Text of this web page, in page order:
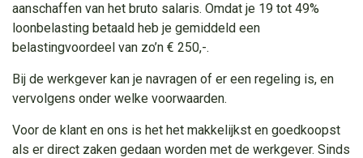
aanschaffen van het bruto salaris. Omdat je 19 tot 49%
loonbelasting betaald heb je gemiddeld een
belastingvoordeel van zo’n € 250,-.
Bij de werkgever kan je navragen of er een regeling is, en
vervolgens onder welke voorwaarden.
Voor de klant en ons is het het makkelijkst en goedkoopst
als er direct zaken gedaan worden met de werkgever. Sinds